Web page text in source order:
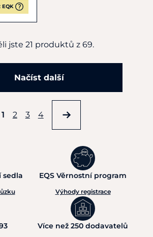
EQK
jste 21 produktů z 69.
Načíst další
1 2 3 4
sedla EQS Věrnostní program
Výhody registrace
Více než 250 dodavatelů